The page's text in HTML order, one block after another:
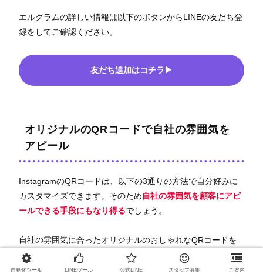
エルグラムの詳しい情報は以下のボタンからLINEの友だち登
録をしてご確認ください。
友だち追加はコチラ▶
オリジナルのQRコードで自社の雰囲気を
アピール
InstagramのQRコードは、以下の3通りの方法で自分好みに
カスタマイズできます。そのため自社の雰囲気を顧客にアピ
ールできる手段にもなり得るでしょう。
自社の雰囲気に合ったオリジナルのおしゃれなQRコードを
作ってみましょう。
自動化ツール LINEツール 公式LINE スタッフ募集 ご案内